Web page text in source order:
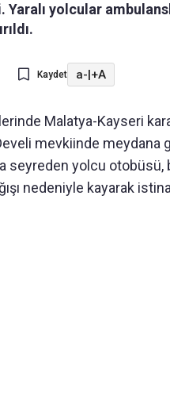
Yaralı yolcular
Kaydet a-|+A
Malatya-Kayseri
mevkiinde meydana
seyreden yolcu otobüsü,
nedeniyle kayarak